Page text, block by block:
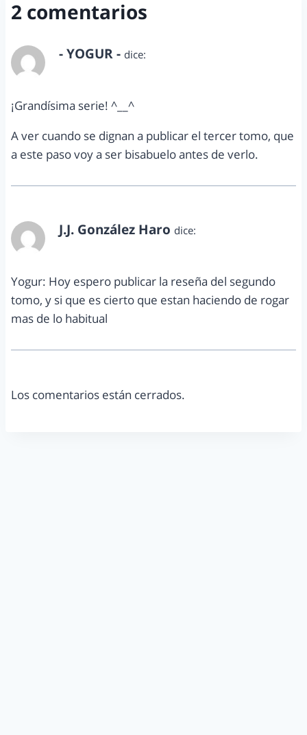
2 comentarios
- YOGUR - dice:
¡Grandísima serie! ^__^
A ver cuando se dignan a publicar el tercer tomo, que
a este paso voy a ser bisabuelo antes de verlo.
J.J. González Haro dice:
Yogur: Hoy espero publicar la reseña del segundo
tomo, y si que es cierto que estan haciendo de rogar
mas de lo habitual
Los comentarios están cerrados.